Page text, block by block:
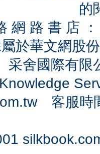
的
網 路 書 店
於華文網股
采舍國際有
客服時